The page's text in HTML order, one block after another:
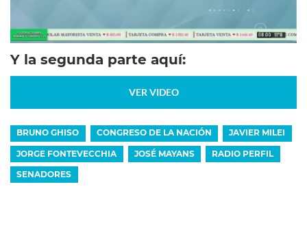
Y la segunda parte aquí:
VER VIDEO
BRUNO GHISO CONGRESO DE LA NACIÓN JAVIER MILEI
JORGE FONTEVECCHIA JOSÉ MAYANS RADIO PERFIL
SENADORES